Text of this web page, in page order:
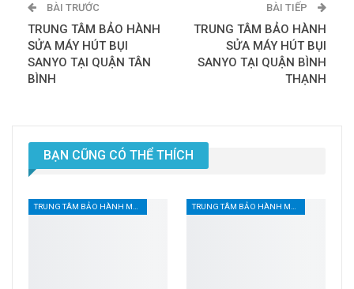
BÀI TRƯỚC
TRUNG TÂM BẢO HÀNH
SỬA MÁY HÚT BỤI
SANYO TẠI QUẬN TÂN
BÌNH
BÀI TIẾP
TRUNG TÂM BẢO HÀNH
SỬA MÁY HÚT BỤI
SANYO TẠI QUẬN BÌNH
THẠNH
BẠN CŨNG CÓ THỂ THÍCH
TRUNG TÂM BẢO HÀNH MÁY HÚT BỤI TẠI TPHCM TRUNG TÂM BẢO HÀNH MÁY HÚT BỤI TẠI TPHCM